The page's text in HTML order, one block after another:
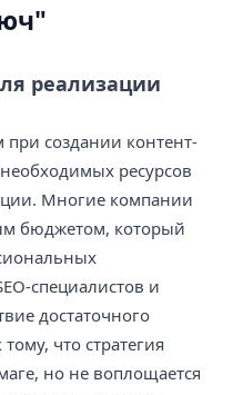
реализации
создании контент-
необходимых ресурсов
Многие компании
бюджетом, который
специалистов и
достаточного
что стратегия
но не воплощается